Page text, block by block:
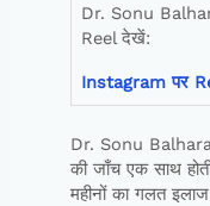
Dr. Sonu
Reel देखें:
Instagramपर
Dr. Sonu Balhara
की जाँच एक साथ
महीनों का गलत